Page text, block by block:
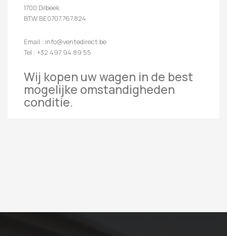
1700 Dilbeek
BTW:BE0707.767.824
Email : info@ventedirect.be
Tel : +32 497 94 89 55
Wij kopen uw wagen in de best
mogelijke omstandigheden
conditie.